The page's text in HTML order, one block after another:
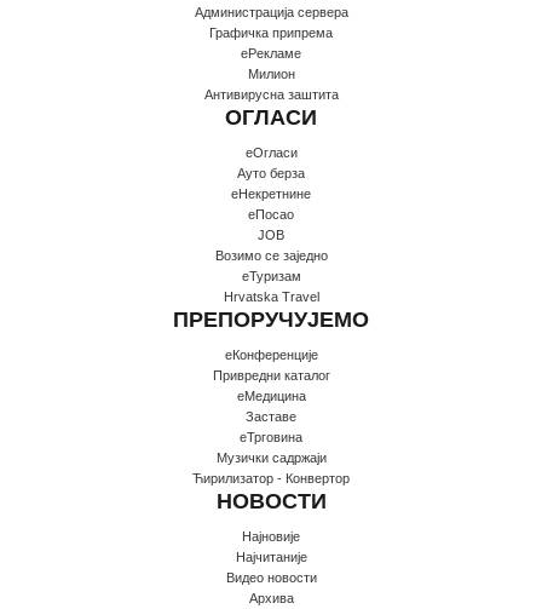
Администрација сервера
Графичка припрема
еРекламе
Милион
Антивирусна заштита
ОГЛАСИ
еОгласи
Ауто берза
еНекретнине
еПосао
JOB
Возимо се заједно
еТуризам
Hrvatska Travel
ПРЕПОРУЧУЈЕМО
еКонференције
Привредни каталог
еМедицина
Заставе
еТрговина
Музички садржаји
Ћирилизатор - Конвертор
НОВОСТИ
Најновије
Најчитаније
Видео новости
Архива